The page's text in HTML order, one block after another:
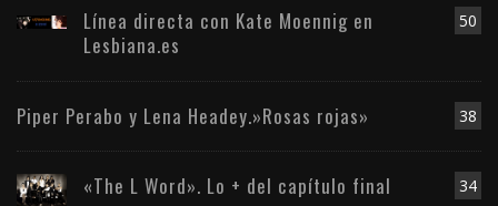
50
Línea directa con Kate Moennig en
Lesbiana.es
38
Piper Perabo y Lena Headey.»Rosas rojas»
34
«The L Word». Lo + del capítulo final